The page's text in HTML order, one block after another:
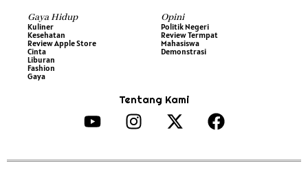
Gaya Hidup
Kuliner
Kesehatan
Review Apple Store
Cinta
Liburan
Fashion
Gaya
Opini
Politik Negeri
Review Termpat
Mahasiswa
Demonstrasi
Tentang Kami